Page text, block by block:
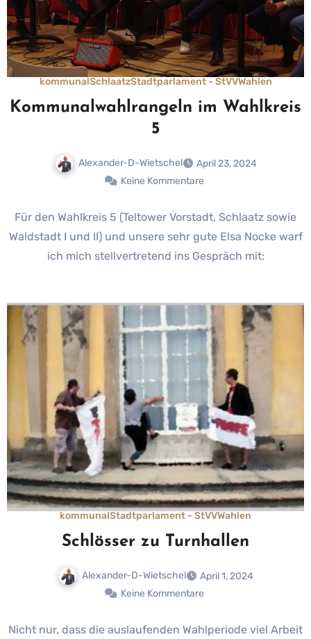
kommunalSchlaatzStadtparlament - StVVWahlen
Kommunalwahlrangeln im Wahlkreis
5
Alexander-D-Wietschel
April 23, 2024
Keine Kommentare
Für den Wahlkreis 5 (Teltower Vorstadt, Schlaatz sowie
Waldstadt I und II) und unsere sehr gute Elsa Nocke warf
ich mich stellvertretend ins Gespräch mit:
kommunalStadtparlament - StVVWahlen
Schlösser zu Turnhallen
Alexander-D-Wietschel
April 1, 2024
Keine Kommentare
Nicht nur, dass die auslaufenden Wahlperiode viel Arbeit